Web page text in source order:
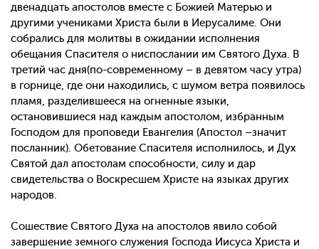
двенадцать апостолов вместе с Божией Матерью и
другими учениками Христа были в Иерусалиме. Они
собрались для молитвы в ожидании исполнения
обещания Спасителя о ниспослании им Святого Духа. В
третий час дня(по-современному – в девятом часу утра)
в горнице, где они находились, с шумом ветра появилось
пламя, разделившееся на огненные языки,
остановившиеся над каждым апостолом, избранным
Господом для проповеди Евангелия (Апостол –значит
посланник). Обетование Спасителя исполнилось, и Дух
Святой дал апостолам способности, силу и дар
свидетельства о Воскресшем Христе на языках других
народов.
Сошествие Святого Духа на апостолов явило собой
завершение земного служения Господа Иисуса Христа и